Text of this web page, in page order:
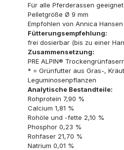
Für alle Pferderassen geeignet
Pelletgröße Ø 9 mm
Empfohlen von Annica Hansen
Fütterungsempfehlung:
frei dosierbar (bis zu einer
Zusammensetzung:
PRE ALPIN®
* = Grünfutter aus Gras-,
Leguminosenpflanzen
Analytische Bestandteile:
Rohprotein 7,90 %
Calcium 1,81 %
Rohöle und -fette 2,10 %
Phosphor 0,23 %
Rohfaser 21,70 %
Natrium 0,01 %